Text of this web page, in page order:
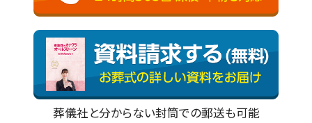
葬儀社と分からない封筒での郵送も可能